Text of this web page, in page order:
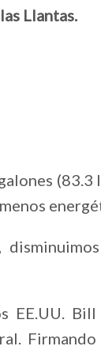
Llantas.
EE.UU.